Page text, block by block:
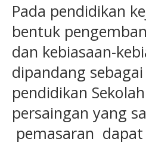
Pada pendidikan
bentuk
dan kebiasaan-
dipandang
pendidikan
persaingan yang
pemasaran